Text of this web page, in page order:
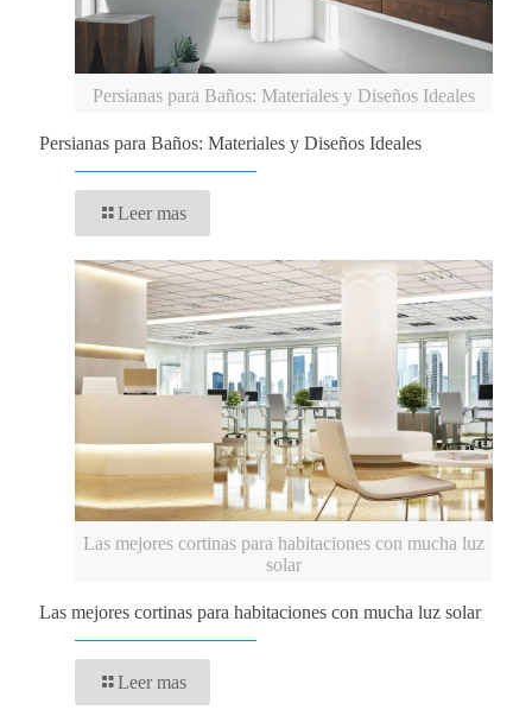
Persianas para Baños: Materiales y Diseños Ideales
Persianas para Baños: Materiales y Diseños Ideales
Leer mas
Las mejores cortinas para habitaciones con mucha luz
solar
Las mejores cortinas para habitaciones con mucha luz solar
Leer mas